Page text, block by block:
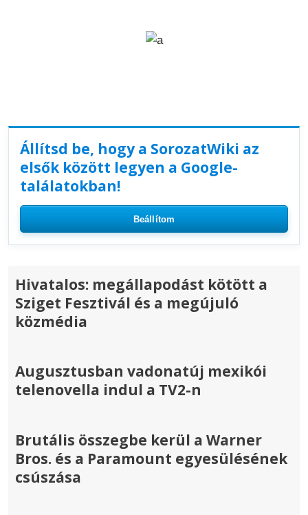
Állítsd be, hogy a SorozatWiki az
elsők között legyen a Google-
találatokban!
Beállítom
Hivatalos: megállapodást kötött a
Sziget Fesztivál és a megújuló
közmédia
Augusztusban vadonatúj mexikói
telenovella indul a TV2-n
Brutális összegbe kerül a Warner
Bros. és a Paramount egyesülésének
csúszása